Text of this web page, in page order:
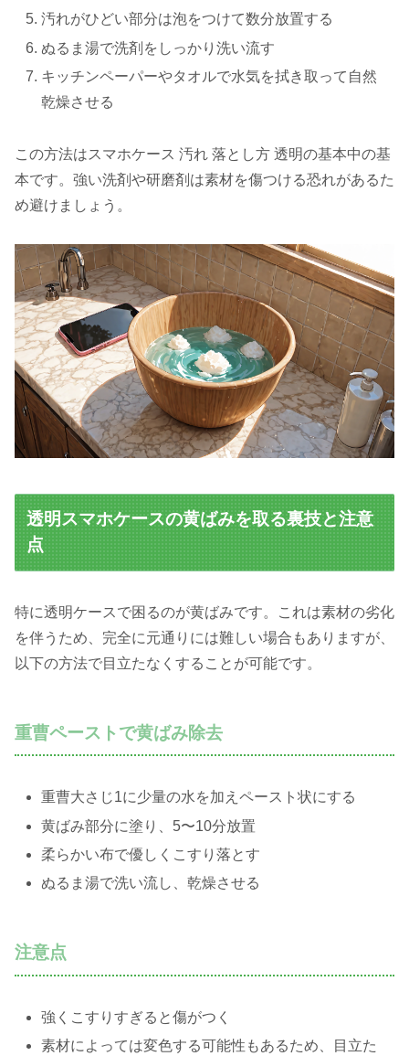
汚れがひどい部分は泡をつけて数分放置する
ぬるま湯で洗剤をしっかり洗い流す
キッチンペーパーやタオルで水気を拭き取って自然
乾燥させる
この方法はスマホケース 汚れ 落とし方 透明の基本中の基
本です。強い洗剤や研磨剤は素材を傷つける恐れがあるた
め避けましょう。
透明スマホケースの黄ばみを取る裏技と注意
点
特に透明ケースで困るのが黄ばみです。これは素材の劣化
を伴うため、完全に元通りには難しい場合もありますが、
以下の方法で目立たなくすることが可能です。
重曹ペーストで黄ばみ除去
重曹大さじ1に少量の水を加えペースト状にする
黄ばみ部分に塗り、5〜10分放置
柔らかい布で優しくこすり落とす
ぬるま湯で洗い流し、乾燥させる
注意点
強くこすりすぎると傷がつく
素材によっては変色する可能性もあるため、目立た